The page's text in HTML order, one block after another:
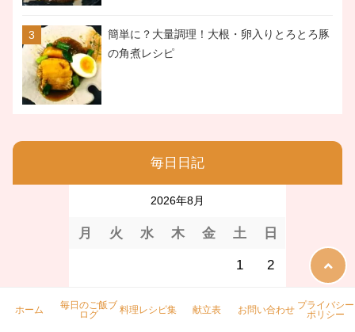
簡単に？大量調理！大根・卵入りとろとろ豚
の角煮レシピ
毎日日記
2026年8月
月 火 水 木 金 土 日
1 2
4
ホーム
毎日のご飯ブ
ログ
料理レシピ集 献立表 お問い合わせ プライバシー
ポリシー